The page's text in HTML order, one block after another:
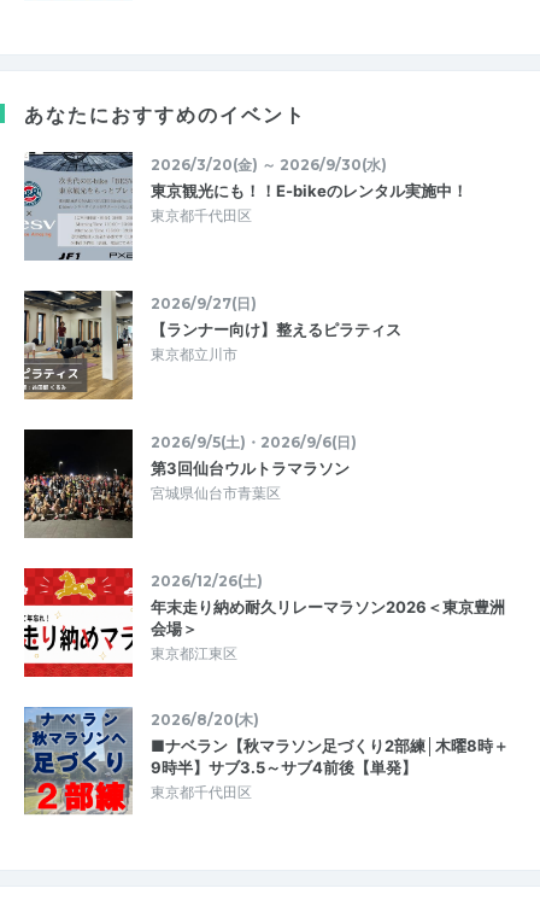
あなたにおすすめのイベント
2026/3/20(金) ～ 2026/9/30(水)
東京観光にも！！E-bikeのレンタル実施中！
東京都千代田区
2026/9/27(日)
【ランナー向け】整えるピラティス
東京都立川市
2026/9/5(土)・2026/9/6(日)
第3回仙台ウルトラマラソン
宮城県仙台市青葉区
2026/12/26(土)
年末走り納め耐久リレーマラソン2026＜東京豊洲
会場＞
東京都江東区
2026/8/20(木)
■ナベラン【秋マラソン足づくり2部練│木曜8時＋
9時半】サブ3.5～サブ4前後【単発】
東京都千代田区